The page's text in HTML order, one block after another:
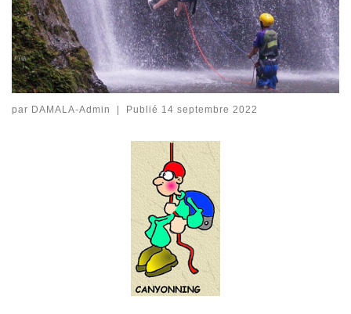
par DAMALA-Admin Publié 14 septembre 2022